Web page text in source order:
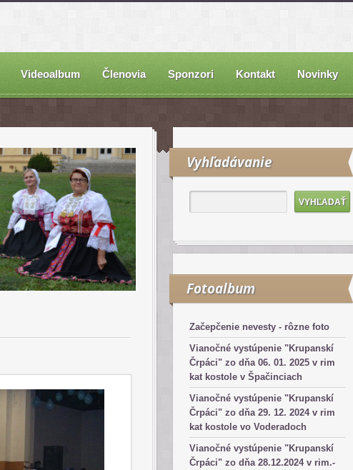
Videoalbum Členovia Sponzori Kontakt Novinky
Vyhľadávanie
Fotoalbum
Začepčenie nevesty - rôzne foto
Vianočné vystúpenie "Krupanskí
Črpáci" zo dňa 06. 01. 2025 v rim
kat kostole v Špačinciach
Vianočné vystúpenie "Krupanskí
Črpáci" zo dňa 29. 12. 2024 v rim
kat kostole vo Voderadoch
Vianočné vystúpenie "Krupanskí
Črpáci" zo dňa 28.12.2024 v rim.-